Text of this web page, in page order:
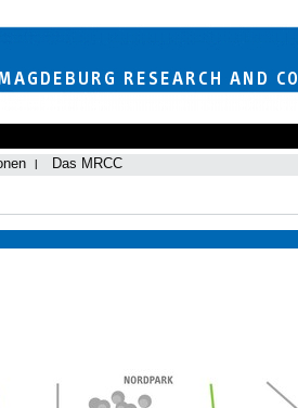
Das MRCC